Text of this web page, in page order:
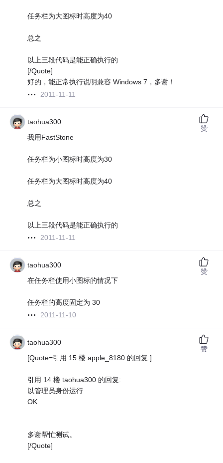
任务栏为大图标时高度为40
总之
以上三段代码是能正确执行的
[/Quote]
好的，能正常执行说明兼容 Windows 7，多谢！
2011-11-11
taohua300
我用FastStone
任务栏为小图标时高度为30
任务栏为大图标时高度为40
总之
以上三段代码是能正确执行的
2011-11-11
赞
taohua300
在任务栏使用小图标的情况下
任务栏的高度固定为 30
2011-11-10
赞
taohua300
[Quote=引用 15 楼 apple_8180 的回复:]
引用 14 楼 taohua300 的回复:
以管理员身份运行
OK
多谢帮忙测试。
[/Quote]
赞